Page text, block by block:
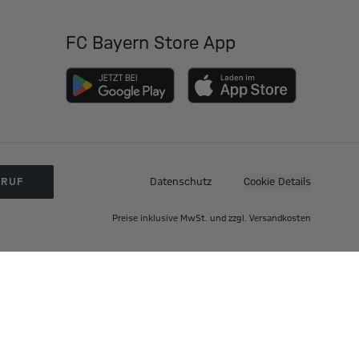
FC Bayern Store App
Datenschutz Cookie Details
Preise inklusive MwSt. und zzgl. Versandkosten